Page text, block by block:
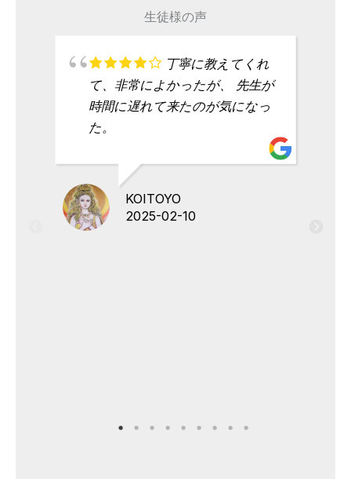
生徒様の声
丁寧に教えてくれ
て、非常によかったが、 先生が
時間に遅れて来たのが気になっ
た。
KOITOYO
2025-02-10